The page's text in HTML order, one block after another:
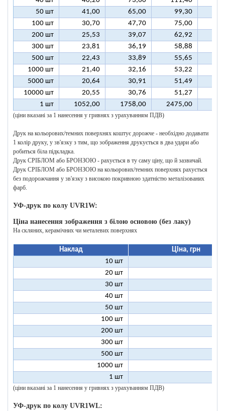
50 шт
41,00 65,00 99,30
100 шт
30,70 47,70 75,00
200 шт
25,53 39,07 62,92
300 шт
23,81 36,19 58,88
500 шт
22,43 33,89 55,65
1000 шт
21,40 32,16 53,22
5000 шт
20,64 30,91 51,49
10000 шт
20,55 30,76 51,27
1 шт
1052,00 1758,00 2475,00
(ціни вказані за 1 нанесення у гривнях з урахуванням ПДВ)
Друк на кольорових/темних поверхнях коштує дорожче - необхідно додавати
1 колір друку, у зв'язку з тим, що зображення друкується в два удари або
робиться біла підкладка.
Друк СРІБЛОМ або БРОНЗОЮ - рахується в ту саму ціну, що й зазвичай.
Друк СРІБЛОМ або БРОНЗОЮ на кольорових/темних поверхнях рахується
без подорожчання у зв'язку з високою покривною здатністю металізованих
фарб.
УФ-друк по колу UVR1W:
Ціна нанесення зображення з білою основою (без лаку)
На скляних, керамічних чи металевих поверхнях
Наклад
Ціна, грн
10 шт
20 шт
30 шт
40 шт
50 шт
100 шт
200 шт
300 шт
500 шт
1000 шт
1 шт
(ціни вказані за 1 нанесення у гривнях з урахуванням ПДВ)
УФ-друк по колу UVR1WL: